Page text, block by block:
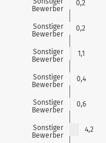
Bewerber
Sonstiger
Bewerber
Sonstiger
Bewerber
Sonstiger
Bewerber
Sonstiger
Bewerber
Sonstiger
Bewerber
0,2
0,2
1,1
0,4
0,6
4,2